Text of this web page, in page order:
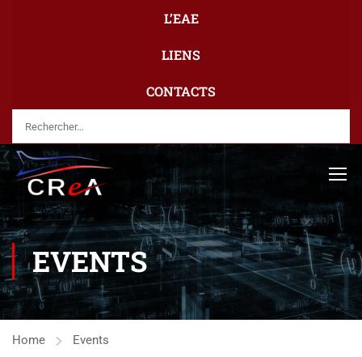
L’EAE
LIENS
CONTACTS
EVENTS
Home Events